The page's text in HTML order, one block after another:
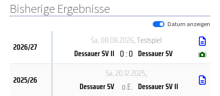
Bisherige Ergebnisse
Datum anzeigen
2026/27
Sa, 08.08.2026, Testspiel
Dessauer SV II 0 : 0 Dessauer SV ( )
2025/26
Sa, 20.12.2025,
Dessauer SV
o.E. Dessauer SV II